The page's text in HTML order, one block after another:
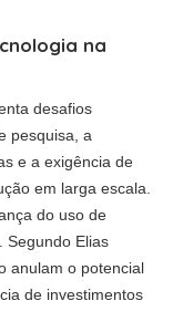
na
desafios
pesquisa, a
e a exigência de
em larga escala.
do uso de
Segundo Elias
anulam o potencial
de investimentos